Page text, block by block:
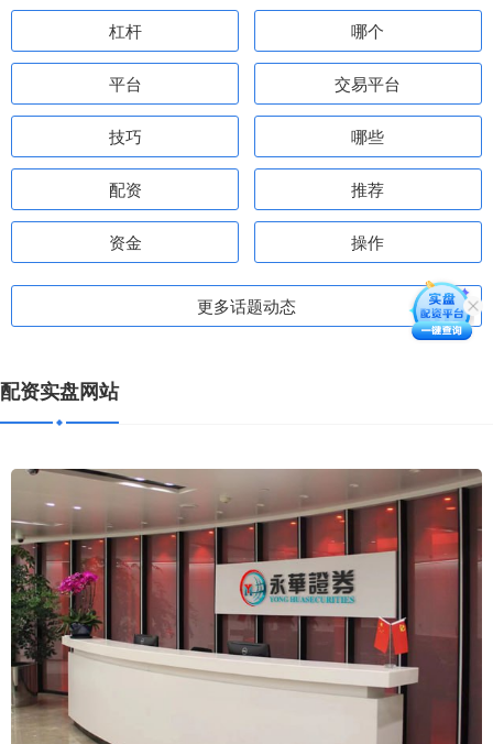
杠杆 哪个
平台 交易平台
技巧 哪些
配资 推荐
资金 操作
更多话题动态
配资实盘网站